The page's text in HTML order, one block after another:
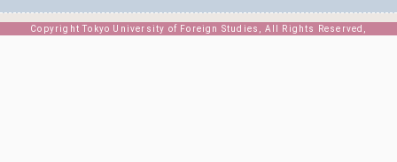
Copyright Tokyo University of Foreign Studies, All Rights Reserved,